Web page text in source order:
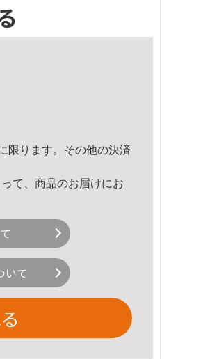
限ります。その他の決済
て、商品のお届けにお
いて